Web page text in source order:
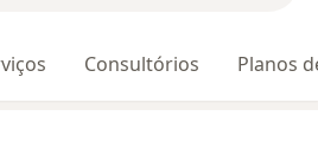
Consultórios Planos